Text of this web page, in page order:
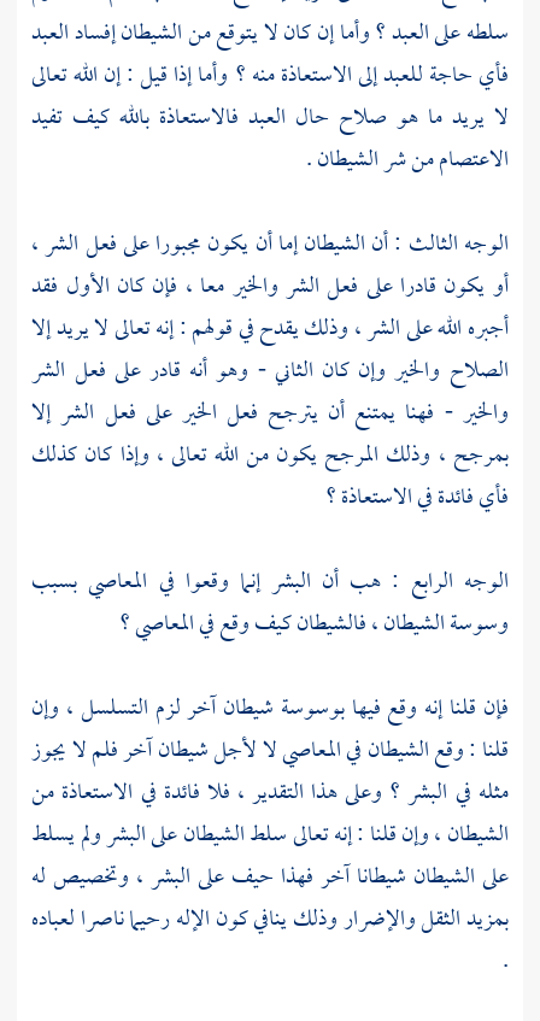
سلطه على العبد ؟ وأما إن كان لا يتوقع من الشيطان إفساد العبد
فأي حاجة للعبد إلى الاستعاذة منه ؟ وأما إذا قيل : إن الله تعالى
لا يريد ما هو صلاح حال العبد فالاستعاذة بالله كيف تفيد
الاعتصام من شر الشيطان .
الوجه الثالث : أن الشيطان إما أن يكون مجبورا على فعل الشر ،
أو يكون قادرا على فعل الشر والخير معا ، فإن كان الأول فقد
أجبره الله على الشر ، وذلك يقدح في قولهم : إنه تعالى لا يريد إلا
الصلاح والخير وإن كان الثاني - وهو أنه قادر على فعل الشر
والخير - فهنا يمتنع أن يترجح فعل الخير على فعل الشر إلا
بمرجح ، وذلك المرجح يكون من الله تعالى ، وإذا كان كذلك
فأي فائدة في الاستعاذة ؟
الوجه الرابع : هب أن البشر إنما وقعوا في المعاصي بسبب
وسوسة الشيطان ، فالشيطان كيف وقع في المعاصي ؟
فإن قلنا إنه وقع فيها بوسوسة شيطان آخر لزم التسلسل ، وإن
قلنا : وقع الشيطان في المعاصي لا لأجل شيطان آخر فلم لا يجوز
مثله في البشر ؟ وعلى هذا التقدير ، فلا فائدة في الاستعاذة من
الشيطان ، وإن قلنا : إنه تعالى سلط الشيطان على البشر ولم يسلط
على الشيطان شيطانا آخر فهذا حيف على البشر ، وتخصيص له
بمزيد الثقل والإضرار وذلك ينافي كون الإله رحيما ناصرا لعباده
.